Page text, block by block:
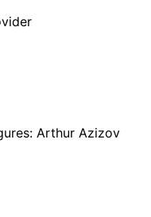
Arthur Azizov